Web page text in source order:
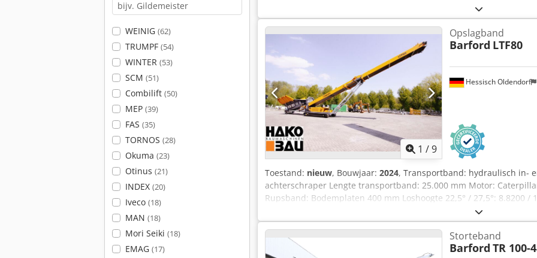
WEINIG (62)
TRUMPF (54)
WINTER (53)
SCM (51)
Combilift (50)
MEP (39)
FAS (35)
TORNOS (28)
Okuma (23)
Otinus (21)
INDEX (20)
Iveco (18)
MAN (18)
Mori Seiki (18)
EMAG (17)
1 /9
Hessisch Oldendorf
Opslagband
Barford LTF80
Toestand: nieuw, Bouwjaar: 2024, Transportband: hydraulisch in-
achterschraper Lengte transportband: 25.000 mm Motor:
Rupsband: Bodemplaten 400 mm Loshoogte 22,5° / 27,5°: 8.8200
1.200 mm Dcedpfeikqxtsx Algok Voedertrechter: Capaciteit 8 m³
Storteband
Barford TR 100-